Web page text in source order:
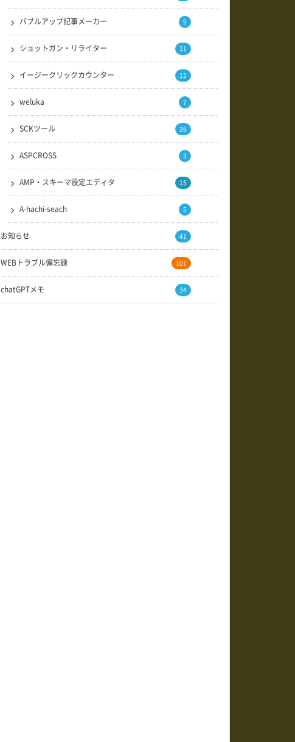
バブルアップ記事メーカー 9
ショットガン・リライター 11
イージークリックカウンター 12
weluka 7
SCKツール 26
ASPCROSS 3
AMP・スキーマ設定エディタ 15
A-hachi-seach 5
お知らせ 41
WEBトラブル備忘録 101
chatGPTメモ 34